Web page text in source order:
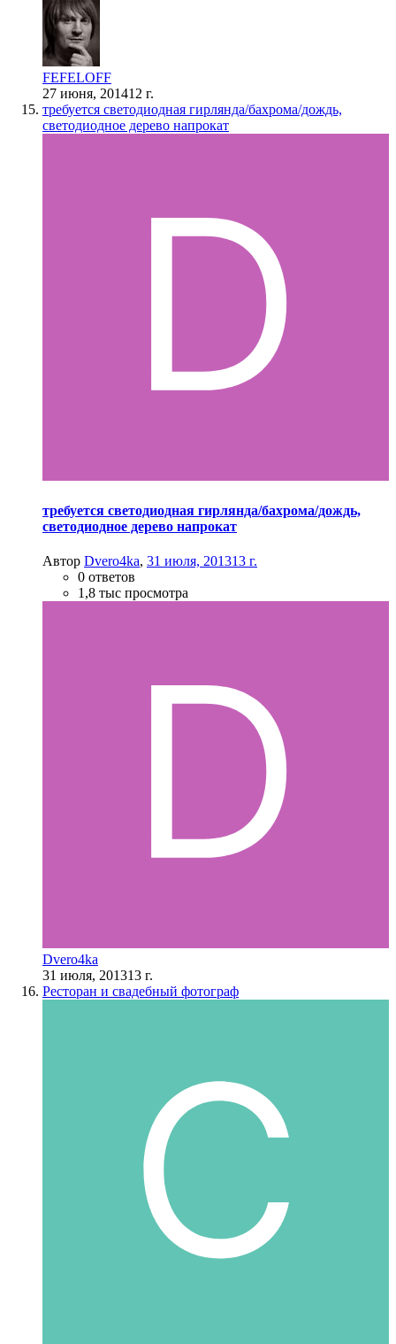
FEFELOFF
27 июня, 201412 г.
требуется светодиодная гирлянда/бахрома/дождь,
светодиодное дерево напрокат
требуется светодиодная гирлянда/бахрома/дождь,
светодиодное дерево напрокат
Автор Dvero4ka, 31 июля, 201313 г.
0 ответов
1,8 тыс просмотра
Dvero4ka
31 июля, 201313 г.
Ресторан и свадебный фотограф